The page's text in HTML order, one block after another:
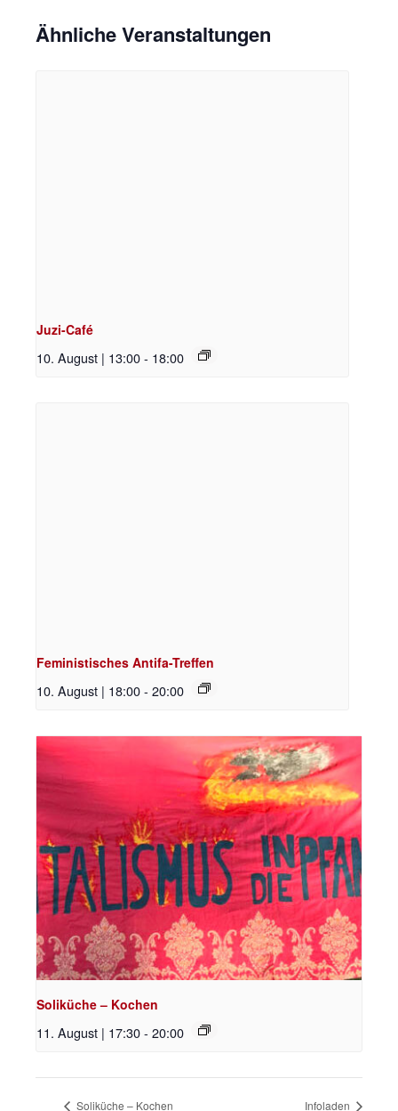
Ähnliche Veranstaltungen
Juzi-Café
10. August | 13:00- 18:00
Feministisches Antifa-Treffen
10. August | 18:00- 20:00
Soliküche – Kochen
11. August | 17:30- 20:00
Soliküche – Kochen Infoladen